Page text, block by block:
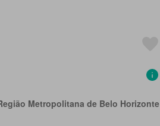
Metropolitana de Belo Horizonte